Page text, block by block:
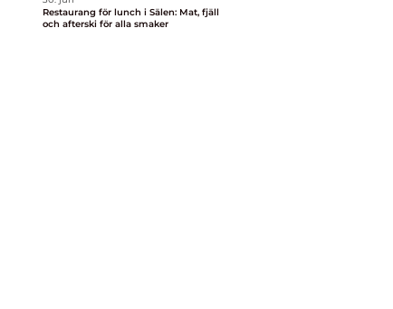
Restaurang för lunch i Sälen: Mat, fjäll
och afterski för alla smaker